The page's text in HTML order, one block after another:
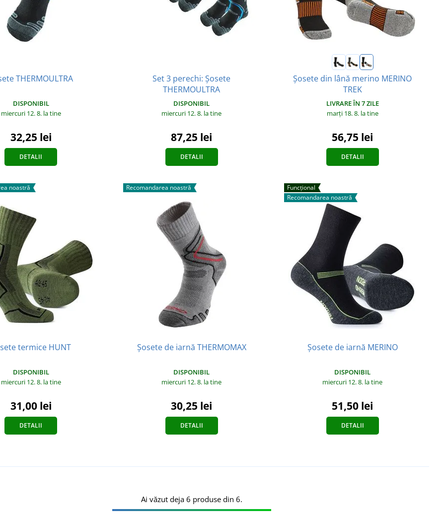
THERMOULTRA
DISPONIBIL
miercuri 12. 8. la tine
32,25 lei
DETALII
Set 3 perechi: Șosete
THERMOULTRA
DISPONIBIL
miercuri 12. 8. la tine
87,25 lei
DETALII
Șosete din lână merino MERINO
TREK
LIVRARE ÎN 7 ZILE
marți 18. 8. la tine
56,75 lei
DETALII
noastră
termice HUNT
DISPONIBIL
miercuri 12. 8. la tine
31,00 lei
DETALII
Recomandarea noastră
Șosete de iarnă THERMOMAX
DISPONIBIL
miercuri 12. 8. la tine
30,25 lei
DETALII
Funcțional
Recomandarea noastră
Șosete de iarnă MERINO
DISPONIBIL
miercuri 12. 8. la tine
51,50 lei
DETALII
Ai văzut deja 6 produse din 6.